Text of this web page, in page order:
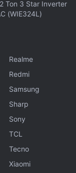
Ton 3 Star Inverter
(WIE324L)
Realme
Redmi
Samsung
Sharp
Sony
TCL
Tecno
Xiaomi